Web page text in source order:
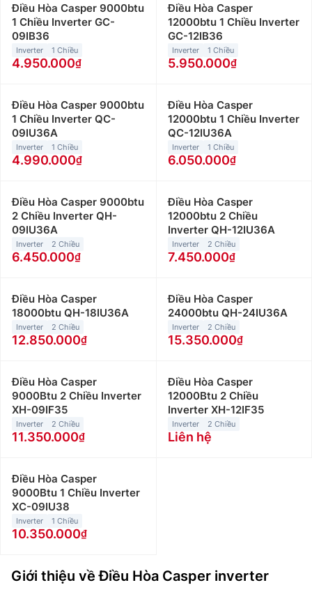
Điều Hòa Casper 9000btu
1 Chiều Inverter GC-
09IB36
Inverter 1 Chiều
4.950.000
Điều Hòa Casper
12000btu 1 Chiều Inverter
GC-12IB36
Inverter 1 Chiều
5.950.000
Điều Hòa Casper 9000btu
1 Chiều Inverter QC-
09IU36A
Inverter 1 Chiều
4.990.000
Điều Hòa Casper
12000btu 1 Chiều Inverter
QC-12IU36A
Inverter 1 Chiều
6.050.000
Điều Hòa Casper 9000btu
2 Chiều Inverter QH-
09IU36A
Inverter 2 Chiều
6.450.000
Điều Hòa Casper
12000btu 2 Chiều
Inverter QH-12IU36A
Inverter 2 Chiều
7.450.000
Điều Hòa Casper
18000btu QH-18IU36A
Inverter 2 Chiều
12.850.000
Điều Hòa Casper
24000btu QH-24IU36A
Inverter 2 Chiều
15.350.000
Điều Hòa Casper
9000Btu 2 Chiều Inverter
XH-09IF35
Inverter 2 Chiều
11.350.000
Điều Hòa Casper
12000Btu 2 Chiều
Inverter XH-12IF35
Inverter 2 Chiều
Liên hệ
Điều Hòa Casper
9000Btu 1 Chiều Inverter
XC-09IU38
Inverter 1 Chiều
10.350.000
Giới thiệu về Điều Hòa Casper inverter